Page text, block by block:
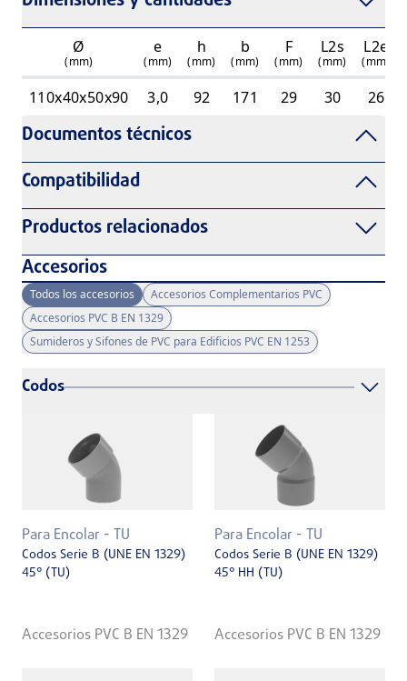
Ø
(mm)
e
(mm)
h
(mm)
b
(mm)
F
(mm)
L2s
(mm)
L2e
(mm)
110x40x50x90 3,0 92 171 29 30 26
Documentos técnicos
Compatibilidad
Productos relacionados
Accesorios
Todos los accesorios
Accesorios Complementarios PVC
Accesorios PVC B EN 1329
Sumideros y Sifones de PVC para Edificios PVC EN 1253
Codos
Para Encolar - TU
Codos Serie B (UNE EN 1329)
45° (TU)
Accesorios PVC B EN 1329
Para Encolar - TU
Codos Serie B (UNE EN 1329)
45° HH (TU)
Accesorios PVC B EN 1329